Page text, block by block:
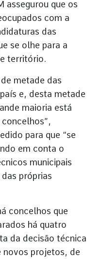
assegurou que os
com a
das
se olhe para a
território.
metade das
e, desta metade
maioria está
para que “se
em conta o
municipais
próprias
concelhos que
há quatro
da decisão técnica
novos projetos, de